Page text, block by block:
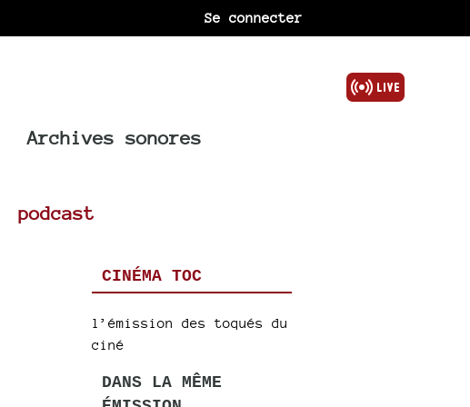
Se connecter
Archives sonores
podcast
CINÉMA TOC
l’émission des toqués du
ciné
DANS LA MÊME